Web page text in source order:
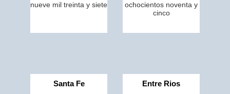
nueve mil treinta y siete
ochocientos noventa y
cinco
Santa Fe Entre Rios